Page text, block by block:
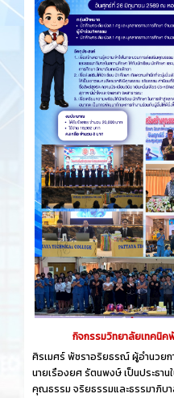
กิจกรรมวิทยาลัยเทคนิค
ศิรเมศร์ พัชราอริยธรณ์ ผู้อำนวย
นายเรืองยศ รัตนพงษ์ เป็นประธาน
คุณธรรม จริยธรรมและธรรมาภิบ